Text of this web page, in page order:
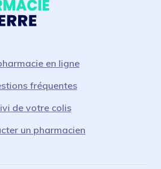
en ligne
fréquentes
de votre colis
un pharmacien